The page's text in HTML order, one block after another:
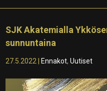
SJK Akatemialla
sunnuntaina
27.5.2022 Ennakot,Uutiset